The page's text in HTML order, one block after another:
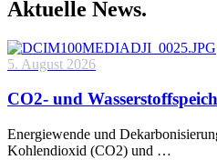
Aktuelle News.
5. August 2026
CO2- und
Energiewende und
Kohlendioxid (CO2) und …